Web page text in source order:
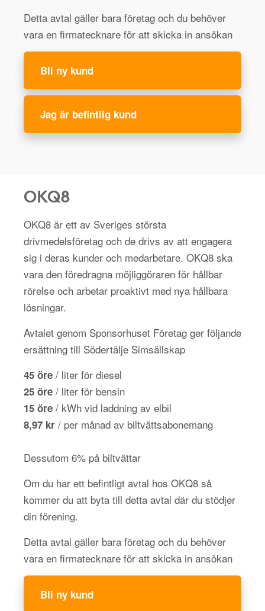
Detta avtal gäller bara företag och du behöver
vara en firmatecknare för att skicka in ansökan
Bli ny kund
Jag är befintlig kund
OKQ8
OKQ8 är ett av Sveriges största
drivmedelsföretag och de drivs av att engagera
sig i deras kunder och medarbetare. OKQ8 ska
vara den föredragna möjliggöraren för hållbar
rörelse och arbetar proaktivt med nya hållbara
lösningar.
Avtalet genom Sponsorhuset Företag ger följande
ersättning till Södertälje Simsällskap
45 öre / liter för diesel
25 öre / liter för bensin
15 öre / kWh vid laddning av elbil
8,97 kr / per månad av biltvättsabonemang
Dessutom 6% på biltvättar
Om du har ett befintligt avtal hos OKQ8 så
kommer du att byta till detta avtal där du stödjer
din förening.
Detta avtal gäller bara företag och du behöver
vara en firmatecknare för att skicka in ansökan
Bli ny kund